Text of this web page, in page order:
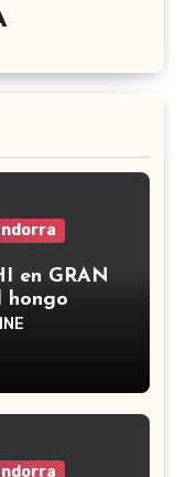
en GRAN
hongo
es
asiática